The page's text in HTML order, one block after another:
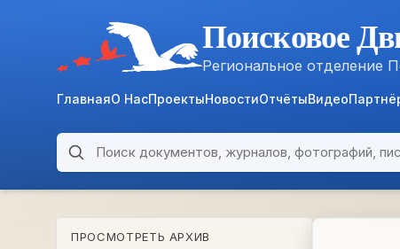
ARCHIVE
WWII • 1939–1945
Поисковое
Региональное отделение
ГлавнаяО НасПроектыНовостиОтчётыВидео
Поиск по архиву
ПРОСМОТРЕТЬ АРХИВ